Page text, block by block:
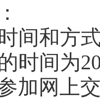
间和方
时间为
加网上